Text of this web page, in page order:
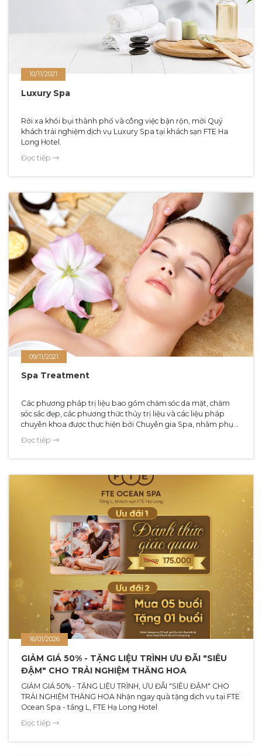
10/11/2021
Luxury Spa
Rời xa khói bụi thành phố và công việc bận rộn, mời Quý
khách trải nghiệm dịch vụ Luxury Spa tại khách sạn FTE Ha
Long Hotel.
Đọc tiếp
09/11/2021
Spa Treatment
Các phương pháp trị liệu bao gồm chăm sóc da mặt, chăm
sóc sắc đẹp, các phương thức thủy trị liệu và các liệu pháp
chuyên khoa được thực hiện bởi Chuyên gia Spa, nhằm phục
hồi và tái tạo năng lượng. Đây chắc chắn là dịch vụ không thể
bỏ qua khi Quý khách đến FTE Ha Long Hotel.
Đọc tiếp
16/01/2026
GIẢM GIÁ 50% - TẶNG LIỆU TRÌNH ƯU ĐÃI "SIÊU
ĐẬM" CHO TRẢI NGHIỆM THĂNG HOA
GIẢM GIÁ 50% - TẶNG LIỆU TRÌNH, ƯU ĐÃI "SIÊU ĐẬM" CHO
TRẢI NGHIỆM THĂNG HOA Nhận ngay quà tặng dịch vụ tại FTE
Ocean Spa - tầng L, FTE Hạ Long Hotel
Đọc tiếp